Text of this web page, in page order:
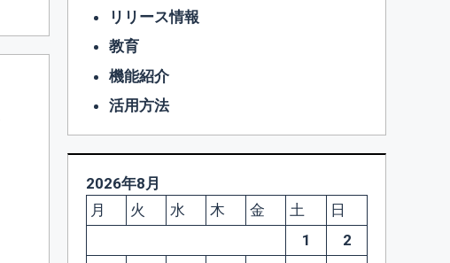
リリース情報
教育
機能紹介
活用方法
2026年8月
月
火 水 木 金 土
日
1
2